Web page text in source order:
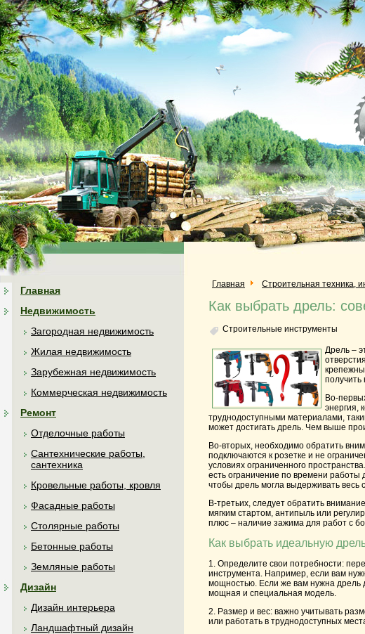
Главная
Недвижимость
Загородная недвижимость
Жилая недвижимость
Зарубежная недвижимость
Коммерческая недвижимость
Ремонт
Отделочные работы
Сантехнические работы,
сантехника
Кровельные работы, кровля
Фасадные работы
Столярные работы
Бетонные работы
Земляные работы
Дизайн
Дизайн интерьера
Ландшафтный дизайн
Главная Строительная техника,
Как выбрать дрель:
Строительные инструменты
Дрель –
Во-
энергия,
труднодоступными материалами,
может достигать дрель. Чем выше
Во-вторых, необходимо обратить
подключаются к розетке и не
условиях ограниченного
есть ограничение по времени работы
чтобы дрель могла выдерживать весь
В-третьих, следует обратить
мягким стартом, антипыль или
плюс – наличие зажима для работ с
Как выбрать идеальную
1. Определите свои потребности:
инструмента. Например, если вам
мощностью. Если же вам нужна дрель
мощная и специальная модель.
2. Размер и вес: важно учитывать
или работать в труднодоступных